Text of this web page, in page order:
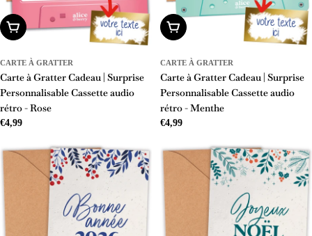
Ajouter Au Panier
CARTE À GRATTER
Carte à Gratter Cadeau | Surprise
Personnalisable Cassette audio
rétro - Rose
Prix
régulier
€4,99
Ajouter Au Panier
CARTE À GRATTER
Carte à Gratter Cadeau | Surprise
Personnalisable Cassette audio
rétro - Menthe
Prix
régulier
€4,99